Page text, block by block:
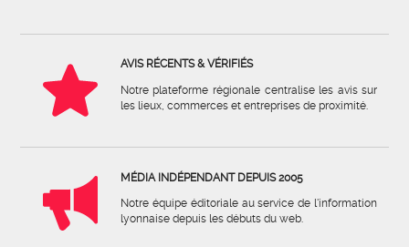
AVIS RÉCENTS & VÉRIFIÉS
Notre plateforme régionale centralise les avis sur
les lieux, commerces et entreprises de proximité.
MÉDIA INDÉPENDANT DEPUIS 2005
Notre équipe éditoriale au service de l'information
lyonnaise depuis les débuts du web.